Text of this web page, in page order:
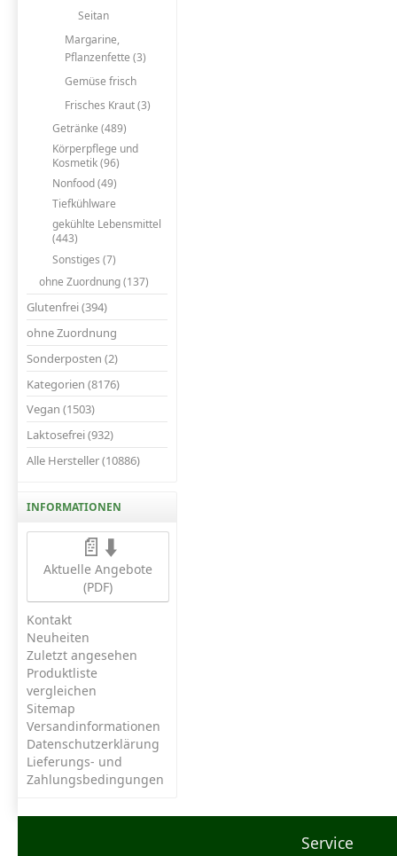
Seitan
Margarine,
Pflanzenfette (3)
Gemüse frisch
Frisches Kraut (3)
Getränke (489)
Körperpflege und
Kosmetik (96)
Nonfood (49)
Tiefkühlware
gekühlte Lebensmittel
(443)
Sonstiges (7)
ohne Zuordnung (137)
Glutenfrei (394)
ohne Zuordnung
Sonderposten (2)
Kategorien (8176)
Vegan (1503)
Laktosefrei (932)
Alle Hersteller (10886)
INFORMATIONEN
📄⬇️
Aktuelle Angebote
(PDF)
Kontakt
Neuheiten
Zuletzt angesehen
Produktliste
vergleichen
Sitemap
Versandinformationen
Datenschutzerklärung
Lieferungs- und
Zahlungsbedingungen
Service